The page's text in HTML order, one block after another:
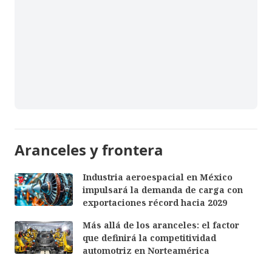
Aranceles y frontera
Industria aeroespacial en México
impulsará la demanda de carga con
exportaciones récord hacia 2029
Más allá de los aranceles: el factor
que definirá la competitividad
automotriz en Norteamérica